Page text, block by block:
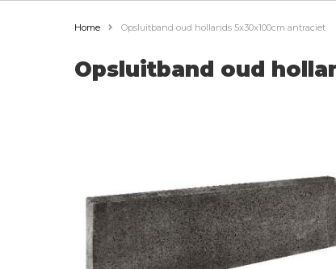
Home Opsluitband oud hollands 5x30x100cm antraciet
Opsluitband oud